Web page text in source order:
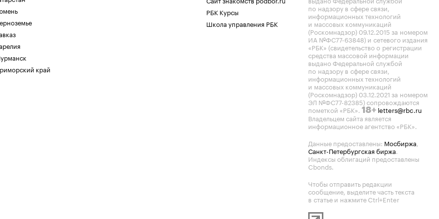
край
РБК Курсы
Школа управления РБК
по надзору в сфере связи,
информационных технологий
и массовых коммуникаций
(Роскомнадзор) 09.12.2015 за номером
ИА №ФС77-63848) и сетевого издания
«РБК» (свидетельство о регистрации
средства массовой информации
выдано Федеральной службой
по надзору в сфере связи,
информационных технологий
и массовых коммуникаций
(Роскомнадзор) 03.12.2021 за номером
ЭЛ №ФС77-82385) сопровождаются
пометкой «РБК». 18+ letters@rbc.ru
Владельцем сайта является
информационное агентство «РБК».
Данные предоставлены: Мосбиржа,
Санкт-Петербургская биржа.
Индексы облигаций предоставлены
Cbonds.
Чтобы отправить редакции
сообщение, выделите часть текста
в статье и нажмите Ctrl+Enter